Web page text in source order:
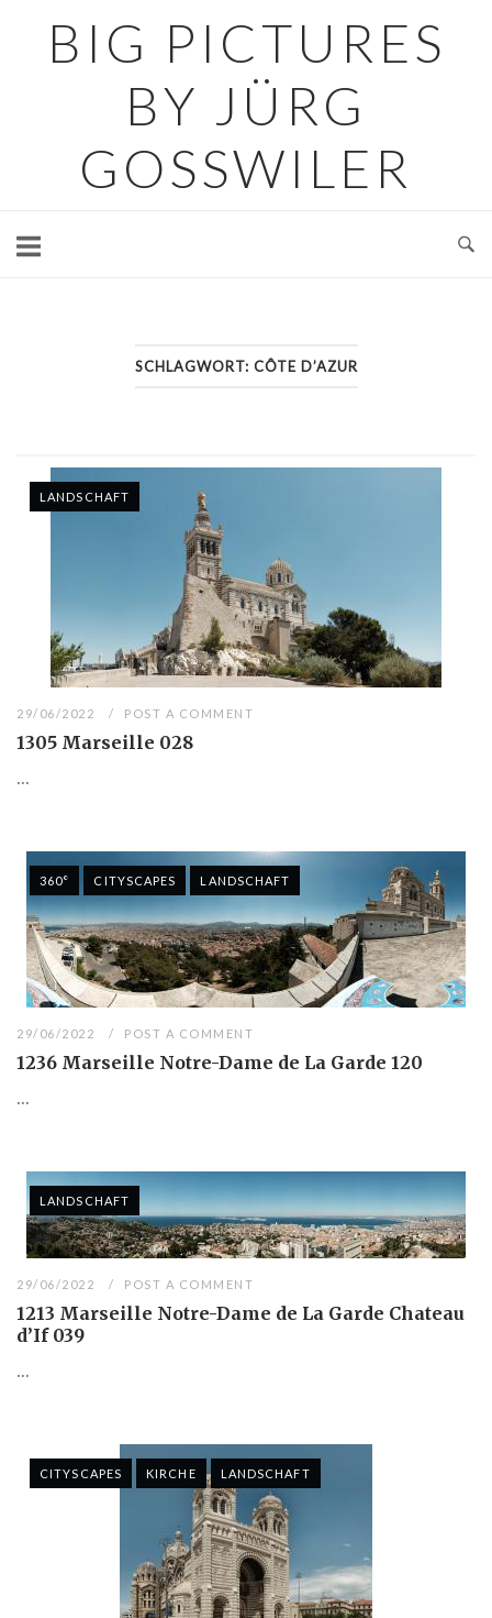
BIG PICTURES
BY JÜRG
GOSSWILER
SCHLAGWORT: CÔTE D’AZUR
LANDSCHAFT
29/06/2022 POST A COMMENT
1305 Marseille 028
...
360° CITYSCAPES LANDSCHAFT
29/06/2022 POST A COMMENT
1236 Marseille Notre-Dame de La Garde 120
...
LANDSCHAFT
29/06/2022 POST A COMMENT
1213 Marseille Notre-Dame de La Garde Chateau
d’If 039
...
CITYSCAPES KIRCHE LANDSCHAFT